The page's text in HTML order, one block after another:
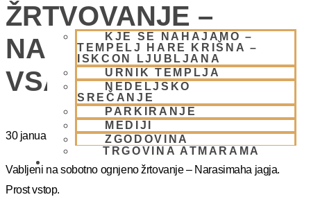
KJE SE NAHAJAMO –
TEMPELJ HARE KRIŠNA –
ISKCON LJUBLJANA
URNIK TEMPLJA
NEDELJSKO
SREČANJE
PARKIRANJE
MEDIJI
ZGODOVINA
TRGOVINA ATMARAMA
ŽRTVOVANJE –
NARASIMHA JAGJA –
VSAKO SOBOTO
30 januarja @ 16:00 -17:00
Vabljeni na sobotno ognjeno žrtovanje – Narasimaha jagja.
Prost vstop.